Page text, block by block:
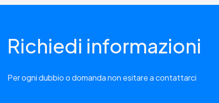
Richiedi informazioni
Per ogni dubbio o domanda non esitare a contattarci